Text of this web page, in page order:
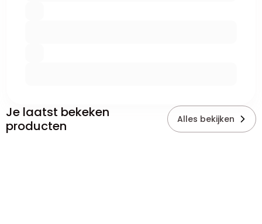
Je laatst bekeken
producten
Alles bekijken